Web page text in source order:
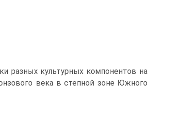
разных культурных компонентов на
века в степной зоне Южного